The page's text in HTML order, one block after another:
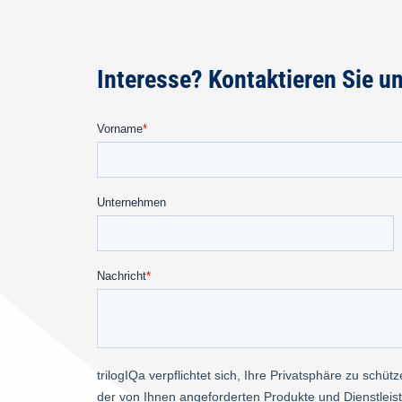
Interesse? Kontaktieren Sie